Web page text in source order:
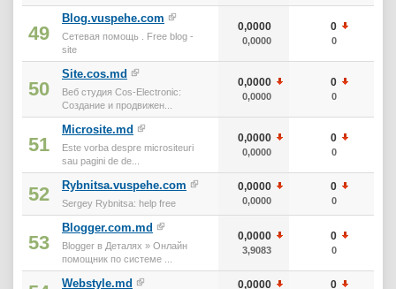
49
Blog.vuspehe.com
Сетевая помощь . Free blog -
site
0,0000
0,0000
0
0
50
Site.cos.md
Веб студия Cos-Electronic:
Создание и продвижен...
0,0000
0,0000
0
0
51
Microsite.md
Este vorba despre micrositeuri
sau pagini de de...
0,0000
0,0000
0
0
52 Rybnitsa.vuspehe.com
Sergey Rybnitsa: help free
0,0000
0,0000
0
0
53
Blogger.com.md
Blogger в Деталях » Онлайн
помощник по системе ...
0,0000
3,9083
0
0
Webstyle.md 0,0000 0